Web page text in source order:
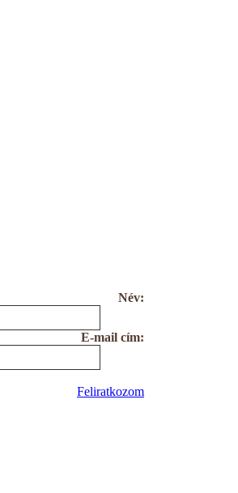
Név:
E-mail cím:
Feliratkozom